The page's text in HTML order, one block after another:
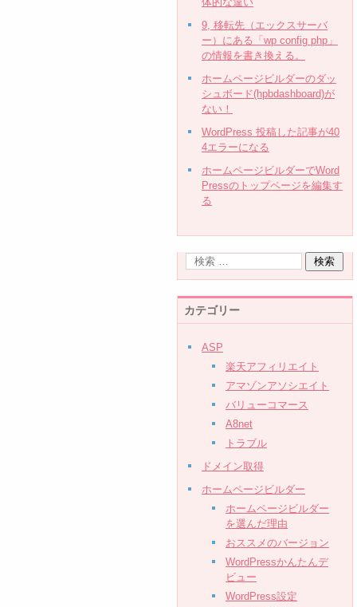
9, 移転先（エックスサーバ
ー）にある「wp config php」
の情報を書き換える。
ホームページビルダーのダッ
シュボード(hpbdashboard)が
ない！
WordPress 投稿した記事が40
4エラーになる
ホームページビルダーでWord
Pressのトップページを編集す
る
カテゴリー
ASP
楽天アフィリエイト
アマゾンアソシエイト
バリューコマース
A8net
トラブル
ドメイン取得
ホームページビルダー
ホームページビルダー
を選んだ理由
おススメのバージョン
WordPressかんたんデ
ビュー
WordPress設定